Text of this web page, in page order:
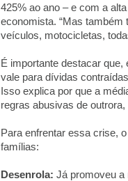
425% ao ano – e com a
economista. “Mas também
veículos, motocicletas,
É importante destacar que,
vale para dívidas
Isso explica por que a
regras abusivas de
Para enfrentar essa crise,
famílias:
Desenrola: Já promoveu a